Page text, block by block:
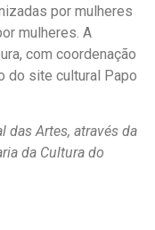
por mulheres
mulheres. A
com coordenação
do site cultural Papo
das Artes, através da
da Cultura do